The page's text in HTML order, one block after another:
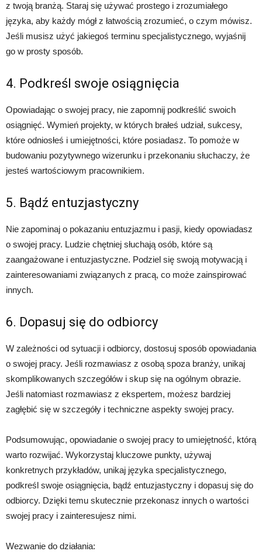
z twoją branżą. Staraj się używać prostego i zrozumiałego
języka, aby każdy mógł z łatwością zrozumieć, o czym mówisz.
Jeśli musisz użyć jakiegoś terminu specjalistycznego, wyjaśnij
go w prosty sposób.
4. Podkreśl swoje osiągnięcia
Opowiadając o swojej pracy, nie zapomnij podkreślić swoich
osiągnięć. Wymień projekty, w których brałeś udział, sukcesy,
które odniosłeś i umiejętności, które posiadasz. To pomoże w
budowaniu pozytywnego wizerunku i przekonaniu słuchaczy, że
jesteś wartościowym pracownikiem.
5. Bądź entuzjastyczny
Nie zapominaj o pokazaniu entuzjazmu i pasji, kiedy opowiadasz
o swojej pracy. Ludzie chętniej słuchają osób, które są
zaangażowane i entuzjastyczne. Podziel się swoją motywacją i
zainteresowaniami związanych z pracą, co może zainspirować
innych.
6. Dopasuj się do odbiorcy
W zależności od sytuacji i odbiorcy, dostosuj sposób opowiadania
o swojej pracy. Jeśli rozmawiasz z osobą spoza branży, unikaj
skomplikowanych szczegółów i skup się na ogólnym obrazie.
Jeśli natomiast rozmawiasz z ekspertem, możesz bardziej
zagłębić się w szczegóły i techniczne aspekty swojej pracy.
Podsumowując, opowiadanie o swojej pracy to umiejętność, którą
warto rozwijać. Wykorzystaj kluczowe punkty, używaj
konkretnych przykładów, unikaj języka specjalistycznego,
podkreśl swoje osiągnięcia, bądź entuzjastyczny i dopasuj się do
odbiorcy. Dzięki temu skutecznie przekonasz innych o wartości
swojej pracy i zainteresujesz nimi.
Wezwanie do działania: